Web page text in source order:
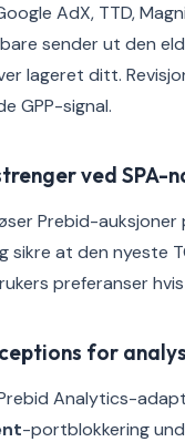
AdX, TTD,
sender ut den
lageret ditt.
GPP-signal.
ved SPA-
Prebid-
sikre at den nyeste
preferanser
for
Analytics-
-portblokkering